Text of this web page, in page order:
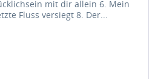
mit dir allein 6. Mein
Fluss versiegt 8. Der...